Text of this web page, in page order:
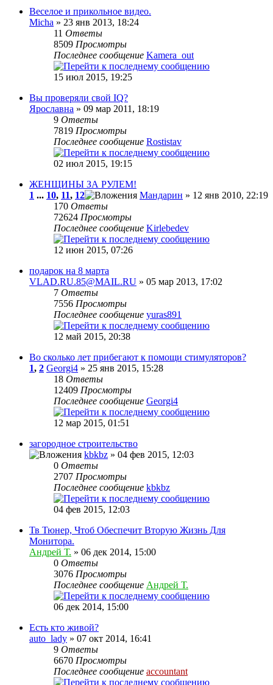
Веселое и прикольное видео.
Micha » 23 янв 2013, 18:24
11 Ответы
8509 Просмотры
Последнее сообщение Kamera_out
15 июл 2015, 19:25
Вы проверяли свой IQ?
Ярославна » 09 мар 2011, 18:19
9 Ответы
7819 Просмотры
Последнее сообщение Rostistav
02 июл 2015, 19:15
ЖЕНЩИНЫ ЗА РУЛЕМ!
1 ... 10, 11, 12 Мандарин » 12 янв 2010, 22:19
170 Ответы
72624 Просмотры
Последнее сообщение Kirlebedev
12 июн 2015, 07:26
подарок на 8 марта
VLAD.RU.85@MAIL.RU » 05 мар 2013, 17:02
7 Ответы
7556 Просмотры
Последнее сообщение yuras891
12 май 2015, 20:38
Во сколько лет прибегают к помощи стимуляторов?
1, 2 Georgi4 » 25 янв 2015, 15:28
18 Ответы
12409 Просмотры
Последнее сообщение Georgi4
12 мар 2015, 01:51
загородное строительство
kbkbz » 04 фев 2015, 12:03
0 Ответы
2707 Просмотры
Последнее сообщение kbkbz
04 фев 2015, 12:03
Тв Тюнер, Чтоб Обеспечит Вторую Жизнь Для
Монитора.
Андрей Т. » 06 дек 2014, 15:00
0 Ответы
3076 Просмотры
Последнее сообщение Андрей Т.
06 дек 2014, 15:00
Есть кто живой?
auto_lady » 07 окт 2014, 16:41
9 Ответы
6670 Просмотры
Последнее сообщение accountant